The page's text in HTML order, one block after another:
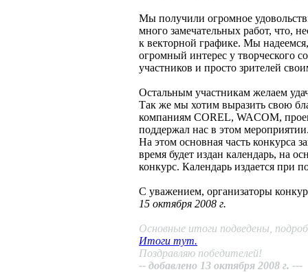
Мы получили огромное
много замечательных работ, что,
к векторной графике. Мы
огромный интерес у творческого
участников и просто зрителей
Остальным участникам желаем
Так же мы хотим выразить свою
компаниям COREL, WACOM,
поддержал нас в этом
На этом основная часть конкурса
время будет издан календарь, на
конкурс. Календарь издается при
С уважением, организаторы
15 октября 2008 г.
Основные итоги подведены,
Итоги тут.
Поздравляю победителей!
-- добавлено 13 октября 2008 г. ---